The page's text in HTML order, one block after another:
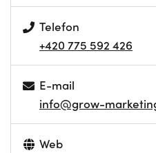
Telefon
+420 775 592 426
E-mail
info@grow-
Web